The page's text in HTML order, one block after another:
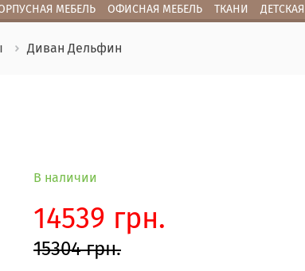
МЕБЕЛЬ ОФИСНАЯ МЕБЕЛЬ ТКАНИ ДЕТСКАЯ
Диван Дельфин
В наличии
14539 грн.
15304 грн.